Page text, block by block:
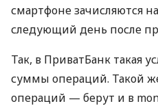
смартфоне зачисляются
следующий день после
Так, в ПриватБанк такая
суммы операций. Такой
операций — берут и в